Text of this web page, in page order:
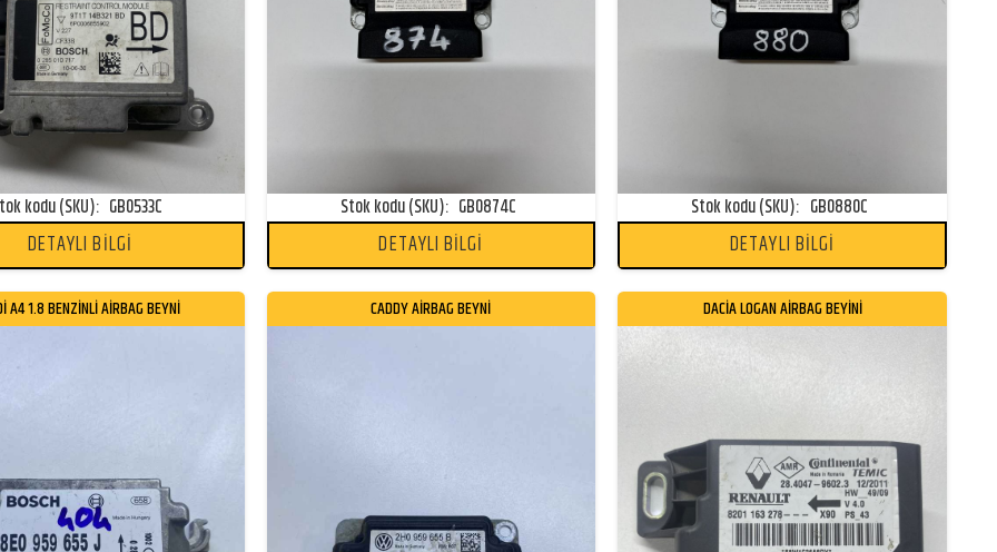
kodu (SKU): GB0533C
DETAYLI BİLGİ
Stok kodu (SKU): GB0874C
DETAYLI BİLGİ
Stok kodu (SKU): GB0880C
DETAYLI BİLGİ
A4 1.8 BENZİNLİ AİRBAG BEYNİ CADDY AİRBAG BEYNİ DACİA LOGAN AİRBAG BEYİNİ